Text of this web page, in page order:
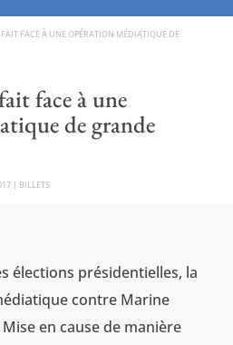
FACE À UNE OPÉRATION MÉDIATIQUE DE
face à une
de grande
| BILLETS
élections présidentielles, la
contre Marine
en cause de manière